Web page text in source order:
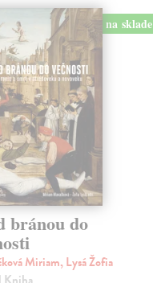
na sklade
bránou do
Miriam, Lysá Žofia